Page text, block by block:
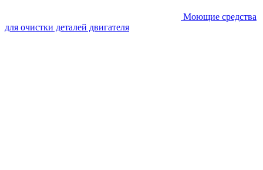
Моющие средства
для очистки деталей двигателя